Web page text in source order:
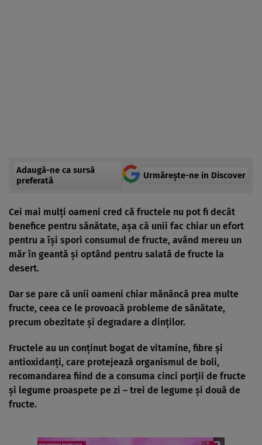
Adaugă-ne ca sursă
preferată
Urmărește-ne in Discover
Cei mai mulţi oameni cred că fructele nu pot fi decât
benefice pentru sănătate, aşa că unii fac chiar un efort
pentru a îşi spori consumul de fructe, având mereu un
măr în geantă şi optând pentru salată de fructe la
desert.
Dar se pare că unii oameni chiar mănâncă prea multe
fructe, ceea ce le provoacă probleme de sănătate,
precum obezitate şi degradare a dinţilor.
Fructele au un conţinut bogat de vitamine, fibre şi
antioxidanţi, care protejează organismul de boli,
recomandarea fiind de a consuma cinci porţii de fructe
şi legume proaspete pe zi – trei de legume şi două de
fructe.